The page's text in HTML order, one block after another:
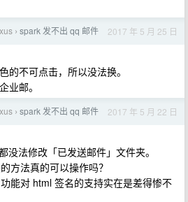
› spark 发不出 qq 邮件 2017 年 5 月 25 日
的不可点击，所以没法换。
业邮。
› spark 发不出 qq 邮件 2017 年 5 月 22 日
法修改「已发送邮件」文件夹。
方法真的可以操作吗？
能对 html 签名的支持实在是差得惨不